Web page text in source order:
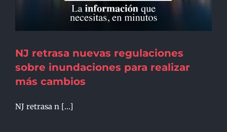
NJ retrasa nuevas regulaciones
sobre inundaciones para realizar
más cambios
NJ retrasa n [...]